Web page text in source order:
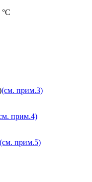
(см. прим.3)
прим.4)
(см. прим.5)